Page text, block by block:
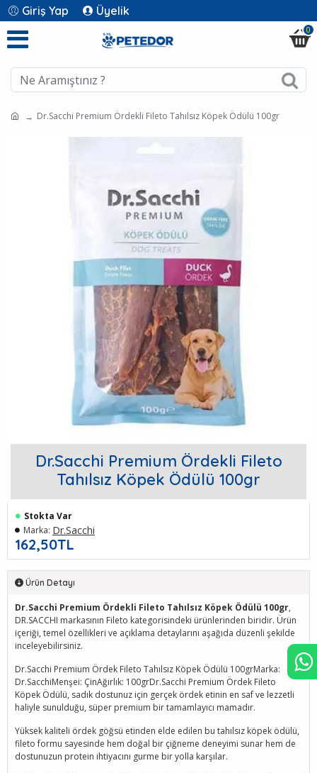
Giriş Yap Üyelik
0
Dr.Sacchi Premium Ördekli Fileto Tahılsız Köpek Ödülü 100gr
Dr.Sacchi Premium Ördekli Fileto
Tahılsız Köpek Ödülü 100gr
162,50TL
Stokta Var
Marka: Dr.Sacchi
Ürün Detayı
Dr.Sacchi Premium Ördekli Fileto Tahılsız Köpek Ödülü 100gr,
DR.SACCHI markasının Fileto kategorisindeki ürünlerinden biridir. Ürün
içeriği, temel özellikleri ve açıklama detaylarını aşağıda düzenli şekilde
inceleyebilirsiniz.
Dr.Sacchi Premium Ördek Fileto Tahılsız Köpek Ödülü 100grMarka:
Dr.SacchiMenşei: ÇinAğırlık: 100grDr.Sacchi Premium Ördek Fileto
Köpek Ödülü, sadık dostunuz için gerçek ördek etinin en saf ve lezzetli
haliyle sunulduğu, süper premium bir tamamlayıcı mamadır.
Yüksek kaliteli ördek göğsü etinden elde edilen bu tahılsız köpek ödülü,
fileto formu sayesinde hem doğal bir çiğneme deneyimi sunar hem de
dostunuzun protein ihtiyacını gurme bir yolla karşılar.